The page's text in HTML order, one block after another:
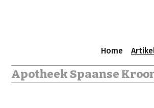
Home
Apotheek Spaanse